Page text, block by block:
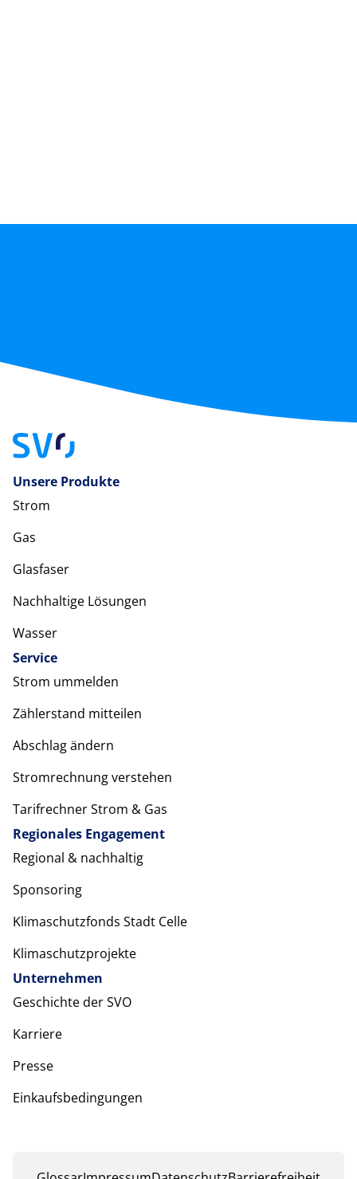
Unsere Produkte
Strom
Gas
Glasfaser
Nachhaltige Lösungen
Wasser
Service
Strom ummelden
Zählerstand mitteilen
Abschlag ändern
Stromrechnung verstehen
Tarifrechner Strom & Gas
Regionales Engagement
Regional & nachhaltig
Sponsoring
Klimaschutzfonds Stadt Celle
Klimaschutzprojekte
Unternehmen
Geschichte der SVO
Karriere
Presse
Einkaufsbedingungen